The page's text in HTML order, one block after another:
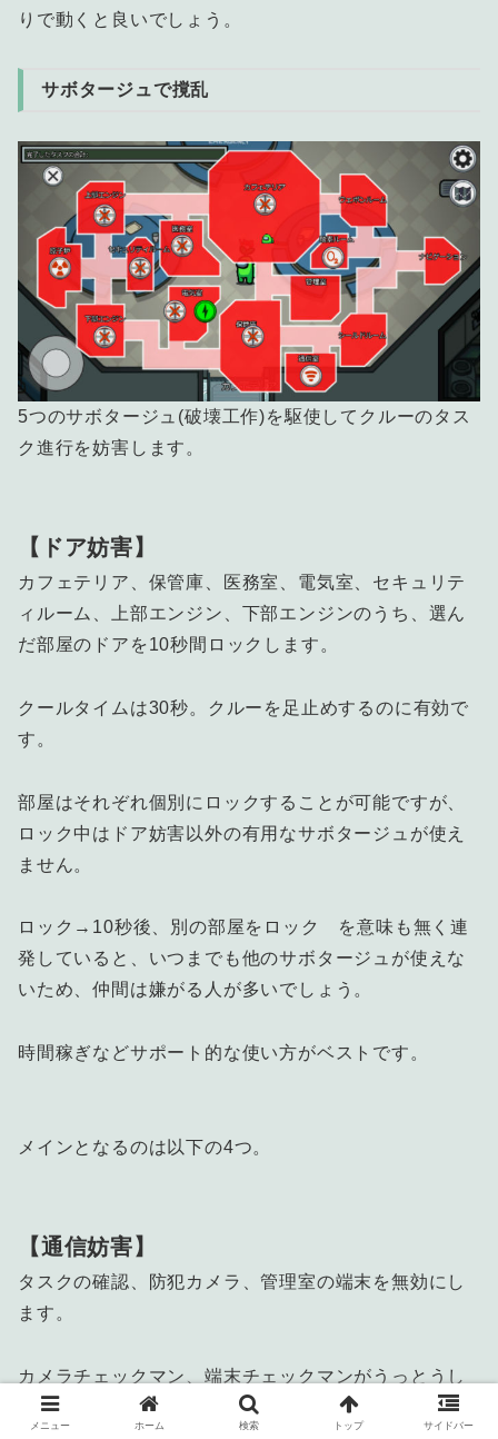
りで動くと良いでしょう。
サボタージュで撹乱
5つのサボタージュ(破壊工作)を駆使してクルーのタス
ク進行を妨害します。
【ドア妨害】
カフェテリア、保管庫、医務室、電気室、セキュリテ
ィルーム、上部エンジン、下部エンジンのうち、選ん
だ部屋のドアを10秒間ロックします。
クールタイムは30秒。クルーを足止めするのに有効で
す。
部屋はそれぞれ個別にロックすることが可能ですが、
ロック中はドア妨害以外の有用なサボタージュが使え
ません。
ロック→10秒後、別の部屋をロック を意味も無く連
発していると、いつまでも他のサボタージュが使えな
いため、仲間は嫌がる人が多いでしょう。
時間稼ぎなどサポート的な使い方がベストです。
メインとなるのは以下の4つ。
【通信妨害】
タスクの確認、防犯カメラ、管理室の端末を無効にし
ます。
カメラチェックマン、端末チェックマンがうっとうし
いときなんかに有効です。
メニュー ホーム 検索 トップ サイドバー